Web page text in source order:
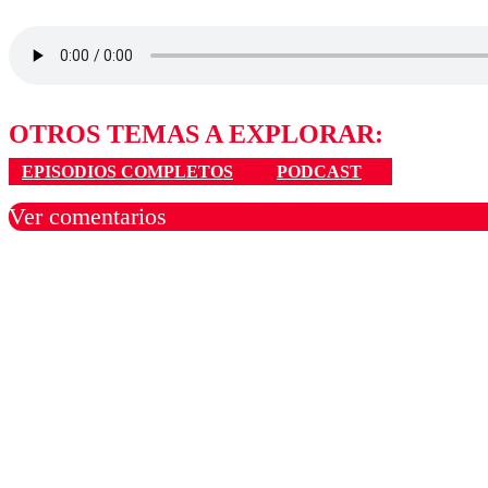
OTROS TEMAS A EXPLORAR:
EPISODIOS COMPLETOS PODCAST
Ver comentarios